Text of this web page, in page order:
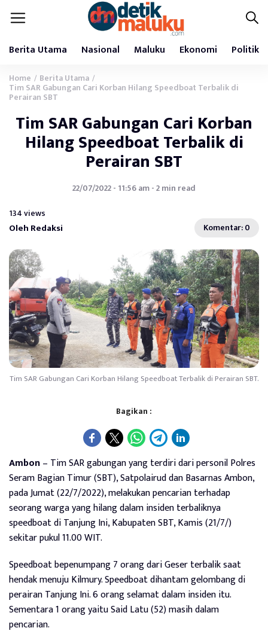
Berita Utama Nasional Maluku Ekonomi Politik
Home / Berita Utama /
Tim SAR Gabungan Cari Korban Hilang Speedboat Terbalik di
Perairan SBT
Tim SAR Gabungan Cari Korban
Hilang Speedboat Terbalik di
Perairan SBT
22/07/2022 - 11:56 am - 2 min read
134 views
Oleh Redaksi Komentar: 0
Tim SAR Gabungan Cari Korban Hilang Speedboat Terbalik di Perairan SBT.
Bagikan :
Ambon– Tim SAR gabungan yang terdiri dari personil Polres
Seram Bagian Timur (SBT), Satpolairud dan Basarnas Ambon,
pada Jumat (22/7/2022), melakukan pencarian terhadap
seorang warga yang hilang dalam insiden terbaliknya
speedboat di Tanjung Ini, Kabupaten SBT, Kamis (21/7/)
sekitar pukul 11.00 WIT.
Speedboat bepenumpang 7 orang dari Geser terbalik saat
hendak menuju Kilmury. Speedboat dihantam gelombang di
perairan Tanjung Ini. 6 orang selamat dalam insiden itu.
Sementara 1 orang yaitu Said Latu (52) masih dalam
pencarian.